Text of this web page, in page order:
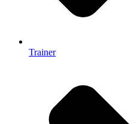
Trainer